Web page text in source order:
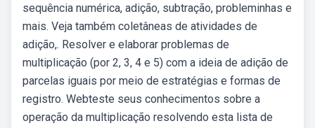
sequência numérica, adição, subtração, probleminhas e
mais. Veja também coletâneas de atividades de
adição,. Resolver e elaborar problemas de
multiplicação (por 2, 3, 4 e 5) com a ideia de adição de
parcelas iguais por meio de estratégias e formas de
registro. Webteste seus conhecimentos sobre a
operação da multiplicação resolvendo esta lista de